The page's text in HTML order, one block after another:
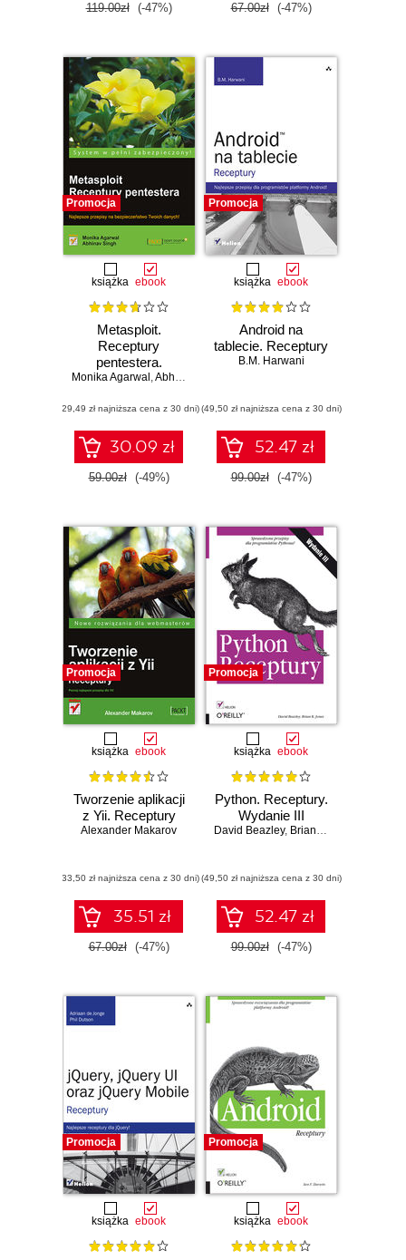
119.00zł (-47%) 67.00zł (-47%)
Promocja
książka ebook
Metasploit.
Receptury
pentestera.
Wydanie II
Monika Agarwal ,Abhinav Singh
(29,49 zł najniższa cena z 30 dni)
30.09 zł
59.00zł (-49%)
Promocja
książka ebook
Android na
tablecie. Receptury
B.M. Harwani
(49,50 zł najniższa cena z 30 dni)
52.47 zł
99.00zł (-47%)
Promocja
książka ebook
Tworzenie aplikacji
z Yii. Receptury
Alexander Makarov
(33,50 zł najniższa cena z 30 dni)
35.51 zł
67.00zł (-47%)
Promocja
książka ebook
Python. Receptury.
Wydanie III
David Beazley, Brian K. Jones
(49,50 zł najniższa cena z 30 dni)
52.47 zł
99.00zł (-47%)
Promocja
książka ebook
Promocja
książka ebook